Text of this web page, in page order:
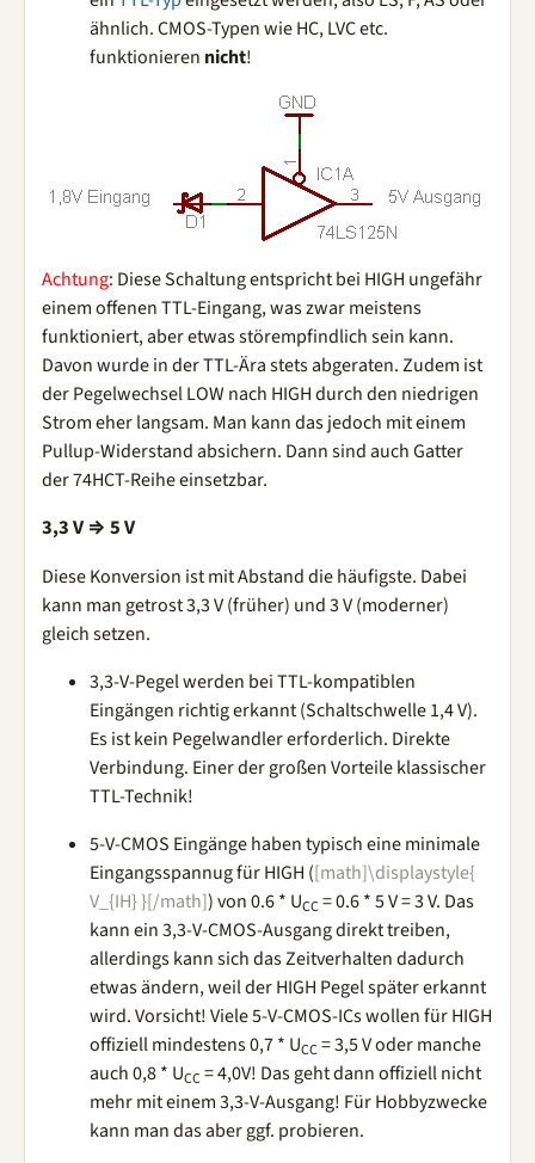
ähnlich. CMOS-Typen wie HC, LVC etc.
funktionieren nicht!
Achtung: Diese Schaltung entspricht bei HIGH ungefähr
einem offenen TTL-Eingang, was zwar meistens
funktioniert, aber etwas störempfindlich sein kann.
Davon wurde in der TTL-Ära stets abgeraten. Zudem ist
der Pegelwechsel LOW nach HIGH durch den niedrigen
Strom eher langsam. Man kann das jedoch mit einem
Pullup-Widerstand absichern. Dann sind auch Gatter
der 74HCT-Reihe einsetzbar.
3,3 V ⇒ 5 V
Diese Konversion ist mit Abstand die häufigste. Dabei
kann man getrost 3,3 V (früher) und 3 V (moderner)
gleich setzen.
3,3-V-Pegel werden bei TTL-kompatiblen
Eingängen richtig erkannt (Schaltschwelle 1,4 V).
Es ist kein Pegelwandler erforderlich. Direkte
Verbindung. Einer der großen Vorteile klassischer
TTL-Technik!
5-V-CMOS Eingänge haben typisch eine minimale
Eingangsspannug für HIGH ([math]\displaystyle{
V_{IH} }[/math]) von 0.6 * UCC= 0.6 * 5 V = 3 V. Das
kann ein 3,3-V-CMOS-Ausgang direkt treiben,
allerdings kann sich das Zeitverhalten dadurch
etwas ändern, weil der HIGH Pegel später erkannt
wird. Vorsicht! Viele 5-V-CMOS-ICs wollen für HIGH
offiziell mindestens 0,7 * UCC= 3,5 V oder manche
auch 0,8 * UCC= 4,0V! Das geht dann offiziell nicht
mehr mit einem 3,3-V-Ausgang! Für Hobbyzwecke
kann man das aber ggf. probieren.